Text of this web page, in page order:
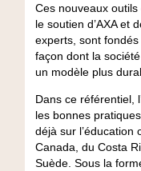
Ces nouveaux outils
le soutien d’AXA et
experts, sont
façon dont la
un modèle plus
Dans ce référentiel,
les bonnes
déjà sur l’éducation
Canada, du Costa
Suède. Sous la